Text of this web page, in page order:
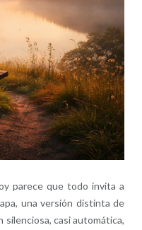
parece que todo invita a
una versión distinta de
silenciosa, casi automática,